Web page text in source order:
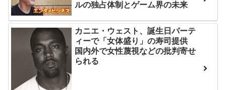
ルの独占体制とゲーム界の未来
カニエ・ウェスト、誕生日パーテ
ィーで「女体盛り」の寿司提供
国内外で女性蔑視などの批判寄せ
られる